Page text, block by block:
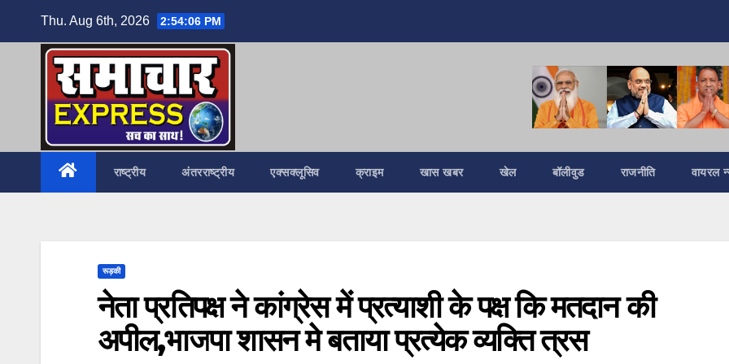
Thu. Aug 6th, 2026 2:54:07 PM
राष्ट्रीय अंतरराष्ट्रीय एक्सक्लूसिव क्राइम खास खबर खेल बॉलीवुड राजनीति वायरल
रूड़की
नेता प्रतिपक्ष ने कांग्रेस में प्रत्याशी के पक्ष कि मतदान की
अपील,भाजपा शासन मे बताया प्रत्येक व्यक्ति त्रस